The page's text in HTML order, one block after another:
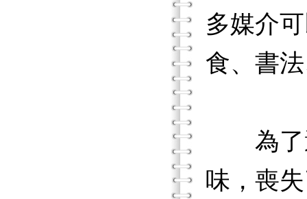
多媒介
食、書
為了避
味，喪